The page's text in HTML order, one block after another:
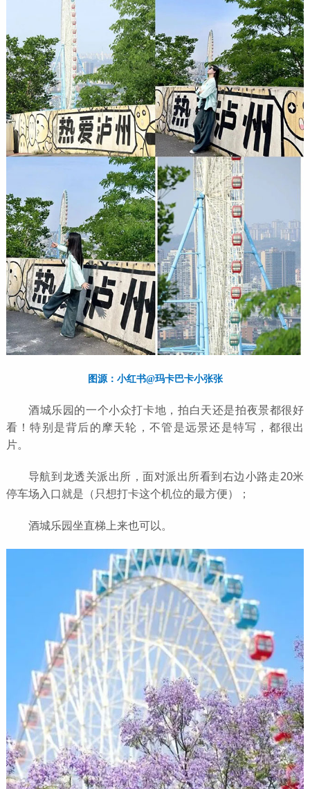
图源：小红书@玛卡巴卡小张张
酒城乐园的一个小众打卡地，拍白天还是拍夜景都很好
看！特别是背后的摩天轮，不管是远景还是特写，都很出
片。
导航到龙透关派出所，面对派出所看到右边小路走20米
停车场入口就是（只想打卡这个机位的最方便）；
酒城乐园坐直梯上来也可以。